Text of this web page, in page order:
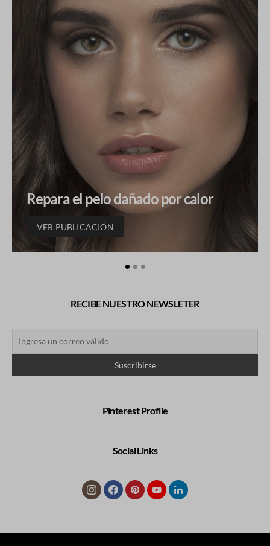
Repara el pelo dañado por calor
VER PUBLICACIÓN
RECIBE NUESTRO NEWSLETER
Pinterest Profile
Social Links